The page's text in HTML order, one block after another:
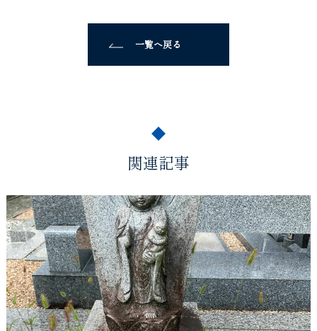
一覧へ戻る
関連記事